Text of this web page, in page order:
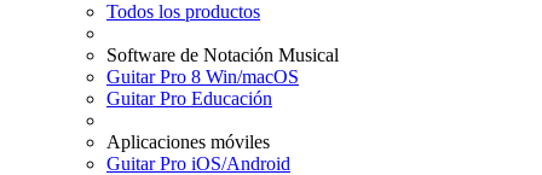
Todos los productos
Software de Notación Musical
Guitar Pro 8 Win/macOS
Guitar Pro Educación
Aplicaciones móviles
Guitar Pro iOS/Android